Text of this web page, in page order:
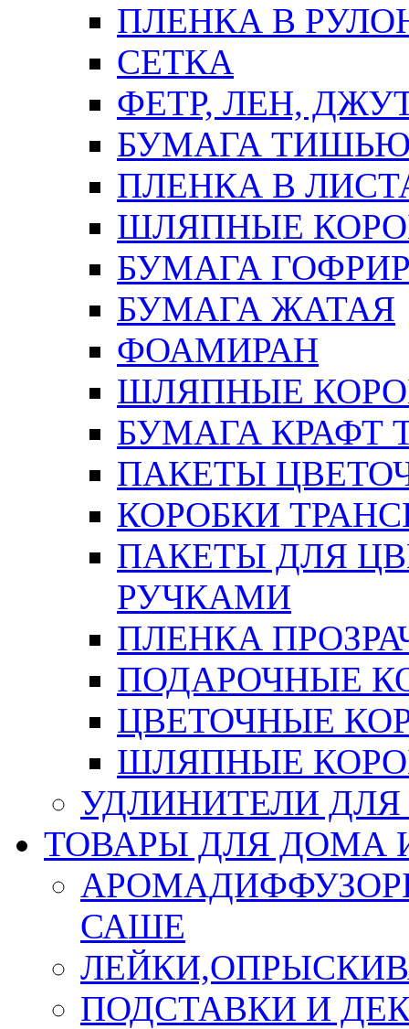
ПЛЕНКА В
СЕТКА
ФЕТР, ЛЕН,
БУМАГА
ПЛЕНКА В
ШЛЯПНЫЕ
БУМАГА
БУМАГА ЖАТАЯ
ФОАМИРАН
ШЛЯПНЫЕ
БУМАГА КРАФТ
ПАКЕТЫ
КОРОБКИ
ПАКЕТЫ ДЛЯ
РУЧКАМИ
ПЛЕНКА
ПОДАРОЧНЫЕ
ЦВЕТОЧНЫЕ
ШЛЯПНЫЕ
УДЛИНИТЕЛИ
ТОВАРЫ ДЛЯ ДОМА
САШЕ
ПОДСТАВКИ И